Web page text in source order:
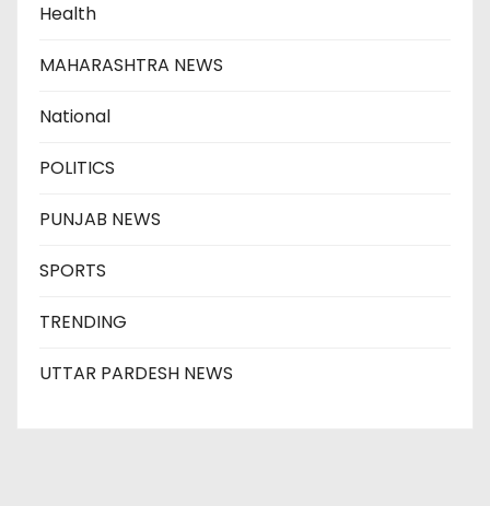
Health
MAHARASHTRA NEWS
National
POLITICS
PUNJAB NEWS
SPORTS
TRENDING
UTTAR PARDESH NEWS